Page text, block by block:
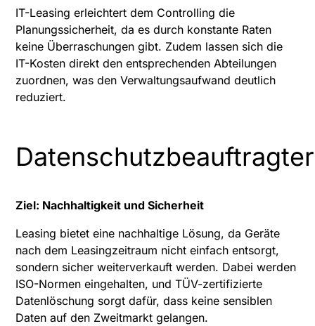
IT-Leasing erleichtert dem Controlling die
Planungssicherheit, da es durch konstante Raten
keine Überraschungen gibt. Zudem lassen sich die
IT-Kosten direkt den entsprechenden Abteilungen
zuordnen, was den Verwaltungsaufwand deutlich
reduziert.
Datenschutzbeauftragter
Ziel: Nachhaltigkeit und Sicherheit
Leasing bietet eine nachhaltige Lösung, da Geräte
nach dem Leasingzeitraum nicht einfach entsorgt,
sondern sicher weiterverkauft werden. Dabei werden
ISO-Normen eingehalten, und TÜV-zertifizierte
Datenlöschung sorgt dafür, dass keine sensiblen
Daten auf den Zweitmarkt gelangen.